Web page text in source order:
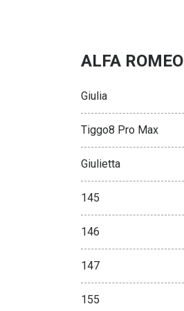
ALFA ROMEO
Giulia
Tiggo8 Pro Max
Giulietta
145
146
147
155